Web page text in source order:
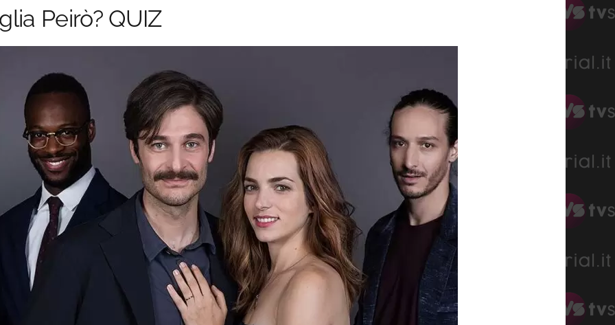
Peirò? QUIZ